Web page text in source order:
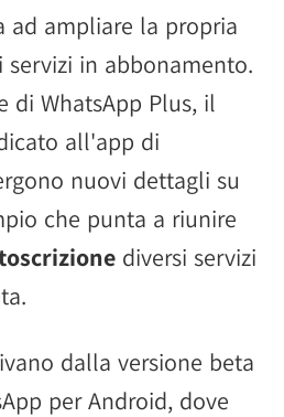
ad ampliare la propria
servizi in abbonamento.
di WhatsApp Plus, il
all'app di
nuovi dettagli su
che punta a riunire
diversi servizi
dalla versione beta
per Android, dove